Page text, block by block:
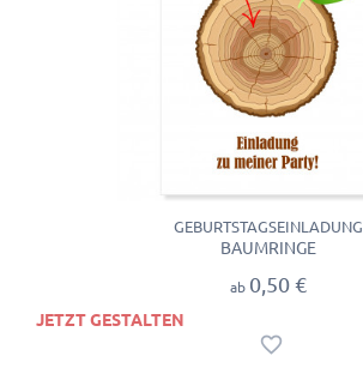
GEBURTSTAGSEINLADUNG
BAUMRINGE
ab 0,50 €
JETZT GESTALTEN